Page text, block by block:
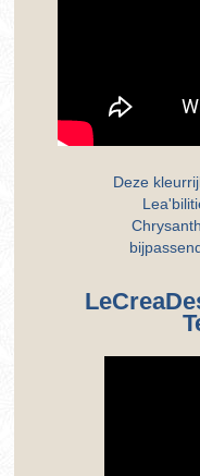
Deze